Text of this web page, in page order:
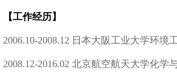
【工作经历】
2006.10-2008.12 日本大阪工业大学环境
2008.12-2016.02 北京航空航天大学化学